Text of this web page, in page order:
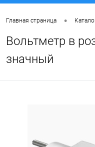
Главная страница •
Вольтметр в
значный